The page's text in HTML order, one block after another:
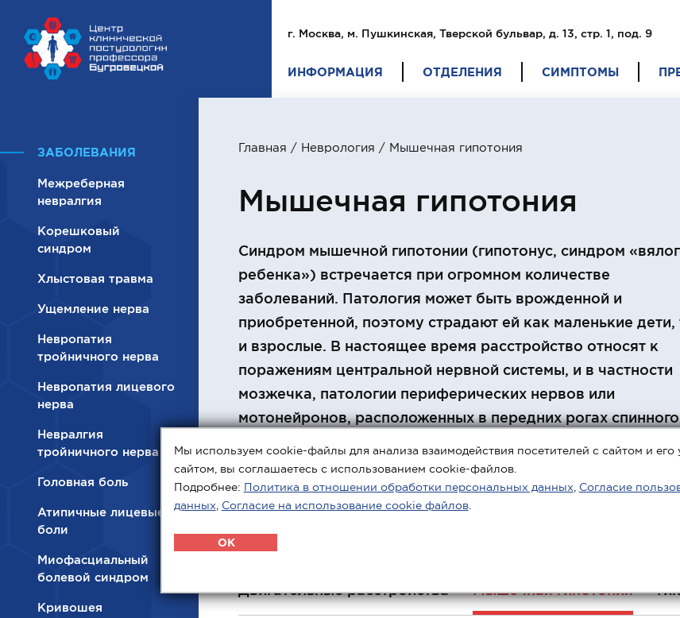
г. Москва, м. Пушкинская, Тверской бульвар, д. 13, стр. 1, под. 9
ИНФОРМАЦИЯ ОТДЕЛЕНИЯ СИМПТОМЫ
ЗАБОЛЕВАНИЯ
Межреберная
невралгия
Корешковый
синдром
Хлыстовая травма
Ущемление нерва
Невропатия
тройничного нерва
Невропатия лицевого
нерва
Невралгия
тройничного нерва
Головная боль
Атипичные лицевые
боли
Миофасциальный
болевой синдром
Кривошея
Главная / Неврология / Мышечная гипотония
Мышечная гипотония
Синдром мышечной гипотонии (гипотонус, синдром
ребенка») встречается при огромном количестве
заболеваний. Патология может быть врожденной и
приобретенной, поэтому страдают ей как маленькие дети,
и взрослые. В настоящее время расстройство относят к
поражениям центральной нервной системы, и в частности
мозжечка, патологии периферических нервов или
мотонейронов, расположенных в передних рогах спинного
Двигательные расстройства Мышечная гипотония
Мы используем cookie-файлы для анализа взаимодействия посетителей с сайтом и
сайтом, вы соглашаетесь с использованием cookie-файлов.
Подробнее: Политика в отношении обработки персональных данных Согласие
данных Согласие на использование cookie файлов.
OK